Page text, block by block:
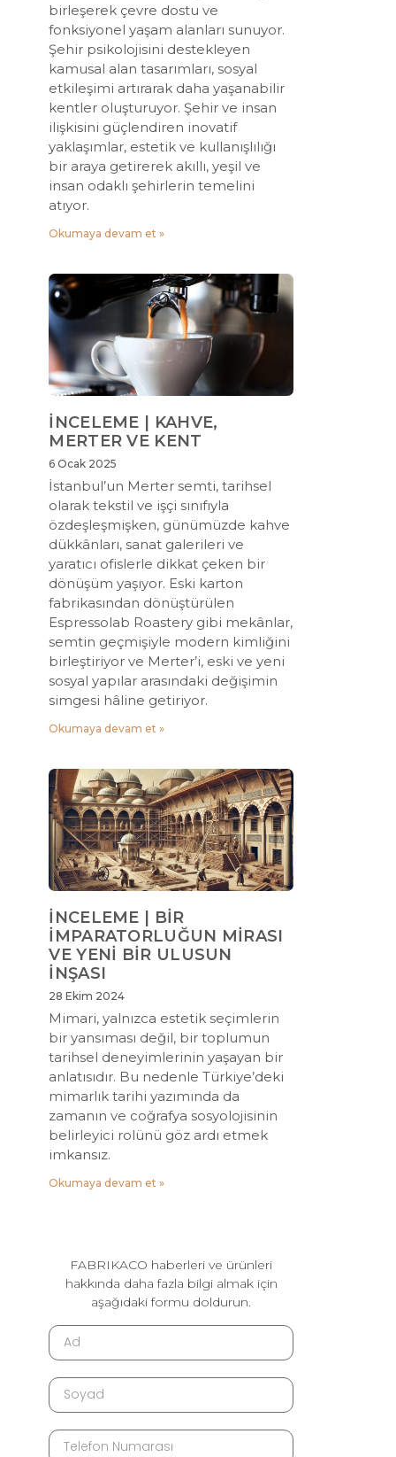
birleşerek çevre dostu ve
fonksiyonel yaşam alanları sunuyor.
Şehir psikolojisini destekleyen
kamusal alan tasarımları, sosyal
etkileşimi artırarak daha yaşanabilir
kentler oluşturuyor. Şehir ve insan
ilişkisini güçlendiren inovatif
yaklaşımlar, estetik ve kullanışlılığı
bir araya getirerek akıllı, yeşil ve
insan odaklı şehirlerin temelini
atıyor.
Okumaya devam et »
İNCELEME | KAHVE,
MERTER VE KENT
6 Ocak 2025
İstanbul’un Merter semti, tarihsel
olarak tekstil ve işçi sınıfıyla
özdeşleşmişken, günümüzde kahve
dükkânları, sanat galerileri ve
yaratıcı ofislerle dikkat çeken bir
dönüşüm yaşıyor. Eski karton
fabrikasından dönüştürülen
Espressolab Roastery gibi mekânlar,
semtin geçmişiyle modern kimliğini
birleştiriyor ve Merter’i, eski ve yeni
sosyal yapılar arasındaki değişimin
simgesi hâline getiriyor.
Okumaya devam et »
İNCELEME | BİR
İMPARATORLUĞUN MİRASI
VE YENİ BİR ULUSUN
İNŞASI
28 Ekim 2024
Mimari, yalnızca estetik seçimlerin
bir yansıması değil, bir toplumun
tarihsel deneyimlerinin yaşayan bir
anlatısıdır. Bu nedenle Türkiye’deki
mimarlık tarihi yazımında da
zamanın ve coğrafya sosyolojisinin
belirleyici rolünü göz ardı etmek
imkansız.
Okumaya devam et »
FABRIKACO haberleri ve ürünleri
hakkında daha fazla bilgi almak için
aşağıdaki formu doldurun.